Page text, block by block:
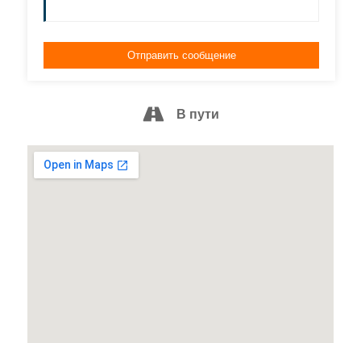
В пути